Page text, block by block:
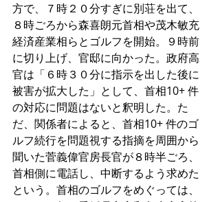
方で、７時２０分すぎに別荘を出て、
８時ごろから森喜朗元首相や茂木敏充
経済産業相らとゴルフを開始。９時前
に切り上げ、官邸に向かった。政府高
官は「６時３０分に指示を出した後に
被害が拡大した」として、首相10+ 件
の対応に問題はないと釈明した。た
だ、関係者によると、首相10+ 件のゴ
ルフ続行を問題視する指摘を周囲から
聞いた菅義偉官房長官が８時半ごろ、
首相側に電話し、中断するよう求めた
という。首相のゴルフをめぐっては、